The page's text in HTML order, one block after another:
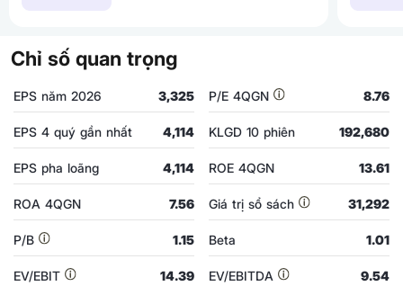
Chỉ số quan trọng
EPS năm 2026 3,325 P/E 4QGN 8.76
EPS 4 quý gần nhất 4,114 KLGD 10 phiên 192,680
EPS pha loãng 4,114 ROE 4QGN 13.61
ROA 4QGN 7.56 Giá trị sổ sách 31,292
P/B 1.15 Beta 1.01
EV/EBIT 14.39 EV/EBITDA 9.54